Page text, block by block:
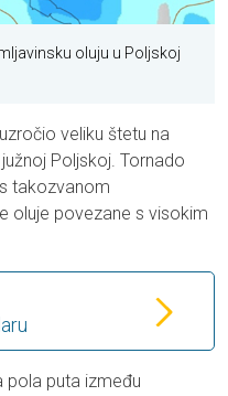
oluju u Poljskoj
veliku štetu na
Poljskoj. Tornado
takozvanom
oluje povezane s visokim
pola puta između